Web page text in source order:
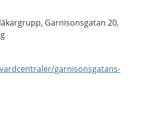
Garnisonsgatan 20,
garnisonsgatans-